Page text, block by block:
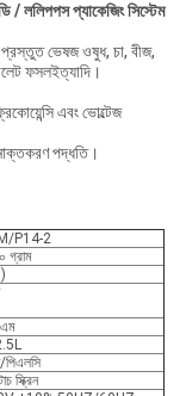
/ ললিপপস প্যাকেজিং সিস্টেম
ভেষজ ওষুধ, চা, বীজ,
ফসলইত্যাদি।
এবং ভোল্টেজ
পদ্ধতি।
P14-2
গ্রাম
স্ক্রিন